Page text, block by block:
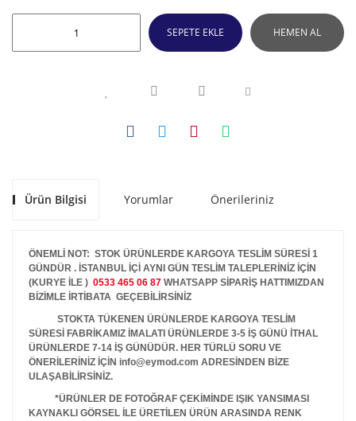
SEPETE EKLE HEMEN AL
Ürün Bilgisi Yorumlar Önerileriniz
ÖNEMLİ NOT: STOK ÜRÜNLERDE KARGOYA TESLİM SÜRESİ 1
GÜNDÜR . İSTANBUL İÇİ AYNI GÜN TESLİM TALEPLERİNİZ İÇİN
(KURYE İLE ) 0533 465 06 87 WHATSAPP SİPARİŞ HATTIMIZDAN
BİZİMLE İRTİBATA GEÇEBİLİRSİNİZ
STOKTA TÜKENEN ÜRÜNLERDE KARGOYA TESLİM
SÜRESİ FABRİKAMIZ İMALATI ÜRÜNLERDE 3-5 İŞ GÜNÜ İTHAL
ÜRÜNLERDE 7-14 İŞ GÜNÜDÜR. HER TÜRLÜ SORU VE
ÖNERİLERİNİZ İÇİN info@eymod.com ADRESİNDEN BİZE
ULAŞABİLİRSİNİZ.
*ÜRÜNLER DE FOTOĞRAF ÇEKİMİNDE IŞIK YANSIMASI
KAYNAKLI GÖRSEL İLE ÜRETİLEN ÜRÜN ARASINDA RENK